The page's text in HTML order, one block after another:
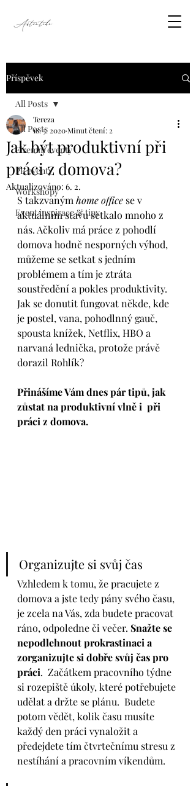
Příspěvek
All Posts
Firemní eventy
PR eventy
Workshopy
Event inspirace & tipy
All Posts
Jak být produktivní při
práci z domova?
Tereza
18. 5. 2020Minut čtení: 2
Aktualizováno: 6. 2.
S takzvaným home office se v
aktuálním stavu setkalo mnoho z
nás. Ačkoliv má práce z pohodlí
domova hodně nesporných výhod,
můžeme se setkat s jedním
problémem a tím je ztráta
soustředění a pokles produktivity.
Jak se donutit fungovat někde, kde
je postel, vana, pohodlnný gauč,
spousta knížek, Netflix, HBO a
narvaná lednička, protože právě
dorazil Rohlík?
Přinášíme Vám dnes pár tipů, jak
zůstat na produktivní vlně i  při
práci z domova.
Organizujte si svůj čas
Vzhledem k tomu, že pracujete z
domova a jste tedy pány svého času,
je zcela na Vás, zda budete pracovat
ráno, odpoledne či večer. Snažte se
nepodlehnout prokrastinaci a
zorganizujte si dobře svůj čas pro
práci.  Začátkem pracovního týdne
si rozepiště úkoly, které potřebujete
udělat a držte se plánu.  Budete
potom vědět, kolik času musíte
každý den práci vynaložit a
předejdete tím čtvrtečnímu stresu z
nestíhání a pracovním víkendům.